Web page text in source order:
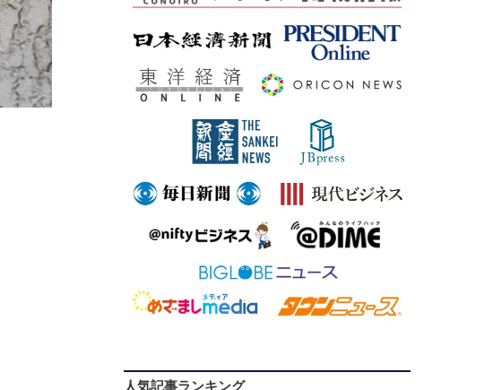
人気記事ランキング